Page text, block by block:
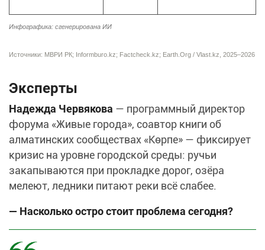
Инфографика: сгенерирована ИИ
Источники: МВРИ РК; Informburo.kz; Factcheck.kz; Earth.Org / Vlast.kz, 2025–2026
Эксперты
Надежда Червякова — программный директор
форума «Живые города», соавтор книги об
алматинских сообществах «Көрпе» — фиксирует
кризис на уровне городской среды: ручьи
закапываются при прокладке дорог, озёра
мелеют, ледники питают реки всё слабее.
— Насколько остро стоит проблема сегодня?